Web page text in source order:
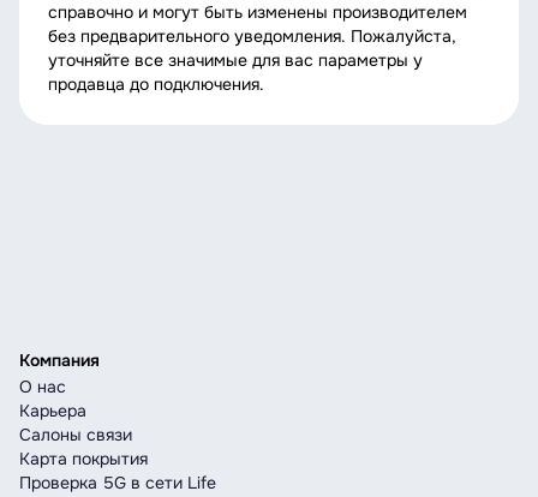
справочно и могут быть изменены производителем
без предварительного уведомления. Пожалуйста,
уточняйте все значимые для вас параметры у
продавца до подключения.
Компания
О нас
Карьера
Салоны связи
Карта покрытия
Проверка 5G в сети Life